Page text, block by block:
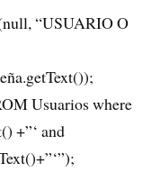
“USUARIO O
Usuarios where
+”‘ and